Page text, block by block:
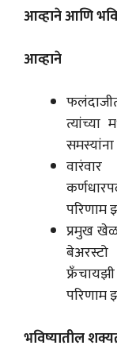
आव्हाने आणि
आव्हाने
परिणाम
प्रमुख
परिणाम
भविष्यातील